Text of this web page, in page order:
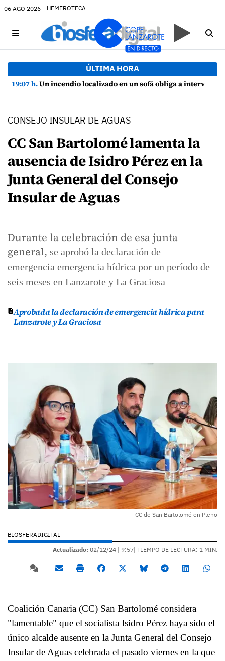
06 AGO 2026 HEMEROTECA
ÚLTIMA HORA
19:07 h.Un incendio localizado en un sofá obliga a intervenir en una vivienda de Playa Honda
CONSEJO INSULAR DE AGUAS
CC San Bartolomé lamenta la
ausencia de Isidro Pérez en la
Junta General del Consejo
Insular de Aguas
Durante la celebración de esa junta
general, se aprobó la declaración de
emergencia emergencia hídrica por un período de
seis meses en Lanzarote y La Graciosa
Aprobada la declaración de emergencia hídrica para
Lanzarote y La Graciosa
CC de San Bartolomé en Pleno
BIOSFERADIGITAL
Actualizado: 02/12/24 | 9:57| TIEMPO DE LECTURA: 1 MIN.
Coalición Canaria (CC) San Bartolomé considera
"lamentable" que el socialista Isidro Pérez haya sido el
único alcalde ausente en la Junta General del Consejo
Insular de Aguas celebrada el pasado viernes en la que